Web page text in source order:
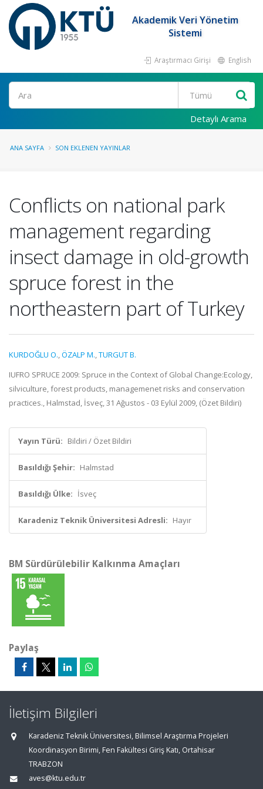
Akademik Veri Yönetim
Sistemi
Araştırmacı Girişi English
Ara
Detaylı Arama
ANA SAYFA SON EKLENEN YAYINLAR
Conflicts on national park
management regarding
insect damage in old-growth
spruce forest in the
northeastern part of Turkey
KURDOĞLU O.,ÖZALP M.,TURGUT B.
IUFRO SPRUCE 2009: Spruce in the Context of Global Change:Ecology,
silviculture, forest products, managemenet risks and conservation
practices., Halmstad, İsveç, 31 Ağustos - 03 Eylül 2009, (Özet Bildiri)
Yayın Türü: Bildiri / Özet Bildiri
Basıldığı Şehir: Halmstad
Basıldığı Ülke: İsveç
Karadeniz Teknik Üniversitesi Adresli: Hayır
BM Sürdürülebilir Kalkınma Amaçları
Paylaş
İletişim Bilgileri
Karadeniz Teknik Üniversitesi, Bilimsel Araştırma Projeleri
Koordinasyon Birimi, Fen Fakültesi Giriş Katı, Ortahisar
TRABZON
aves@ktu.edu.tr